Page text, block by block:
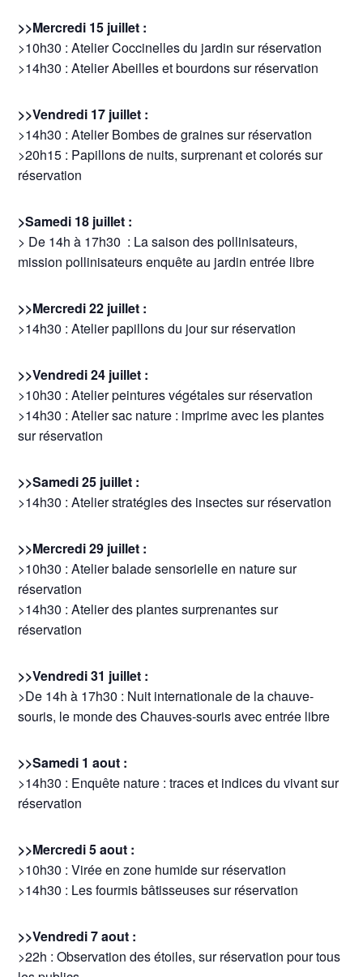
>>Mercredi 15 juillet :
>10h30 : Atelier Coccinelles du jardin sur réservation
>14h30 : Atelier Abeilles et bourdons sur réservation
>>Vendredi 17 juillet :
>14h30 : Atelier Bombes de graines sur réservation
>20h15 : Papillons de nuits, surprenant et colorés sur
réservation
>Samedi 18 juillet :
> De 14h à 17h30 : La saison des pollinisateurs,
mission pollinisateurs enquête au jardin entrée libre
>>Mercredi 22 juillet :
>14h30 : Atelier papillons du jour sur réservation
>>Vendredi 24 juillet :
>10h30 : Atelier peintures végétales sur réservation
>14h30 : Atelier sac nature : imprime avec les plantes
sur réservation
>>Samedi 25 juillet :
>14h30 : Atelier stratégies des insectes sur réservation
>>Mercredi 29 juillet :
>10h30 : Atelier balade sensorielle en nature sur
réservation
>14h30 : Atelier des plantes surprenantes sur
réservation
>>Vendredi 31 juillet :
>De 14h à 17h30 : Nuit internationale de la chauve-
souris, le monde des Chauves-souris avec entrée libre
>>Samedi 1 aout :
>14h30 : Enquête nature : traces et indices du vivant sur
réservation
>>Mercredi 5 aout :
>10h30 : Virée en zone humide sur réservation
>14h30 : Les fourmis bâtisseuses sur réservation
>>Vendredi 7 aout :
>22h : Observation des étoiles, sur réservation pour tous